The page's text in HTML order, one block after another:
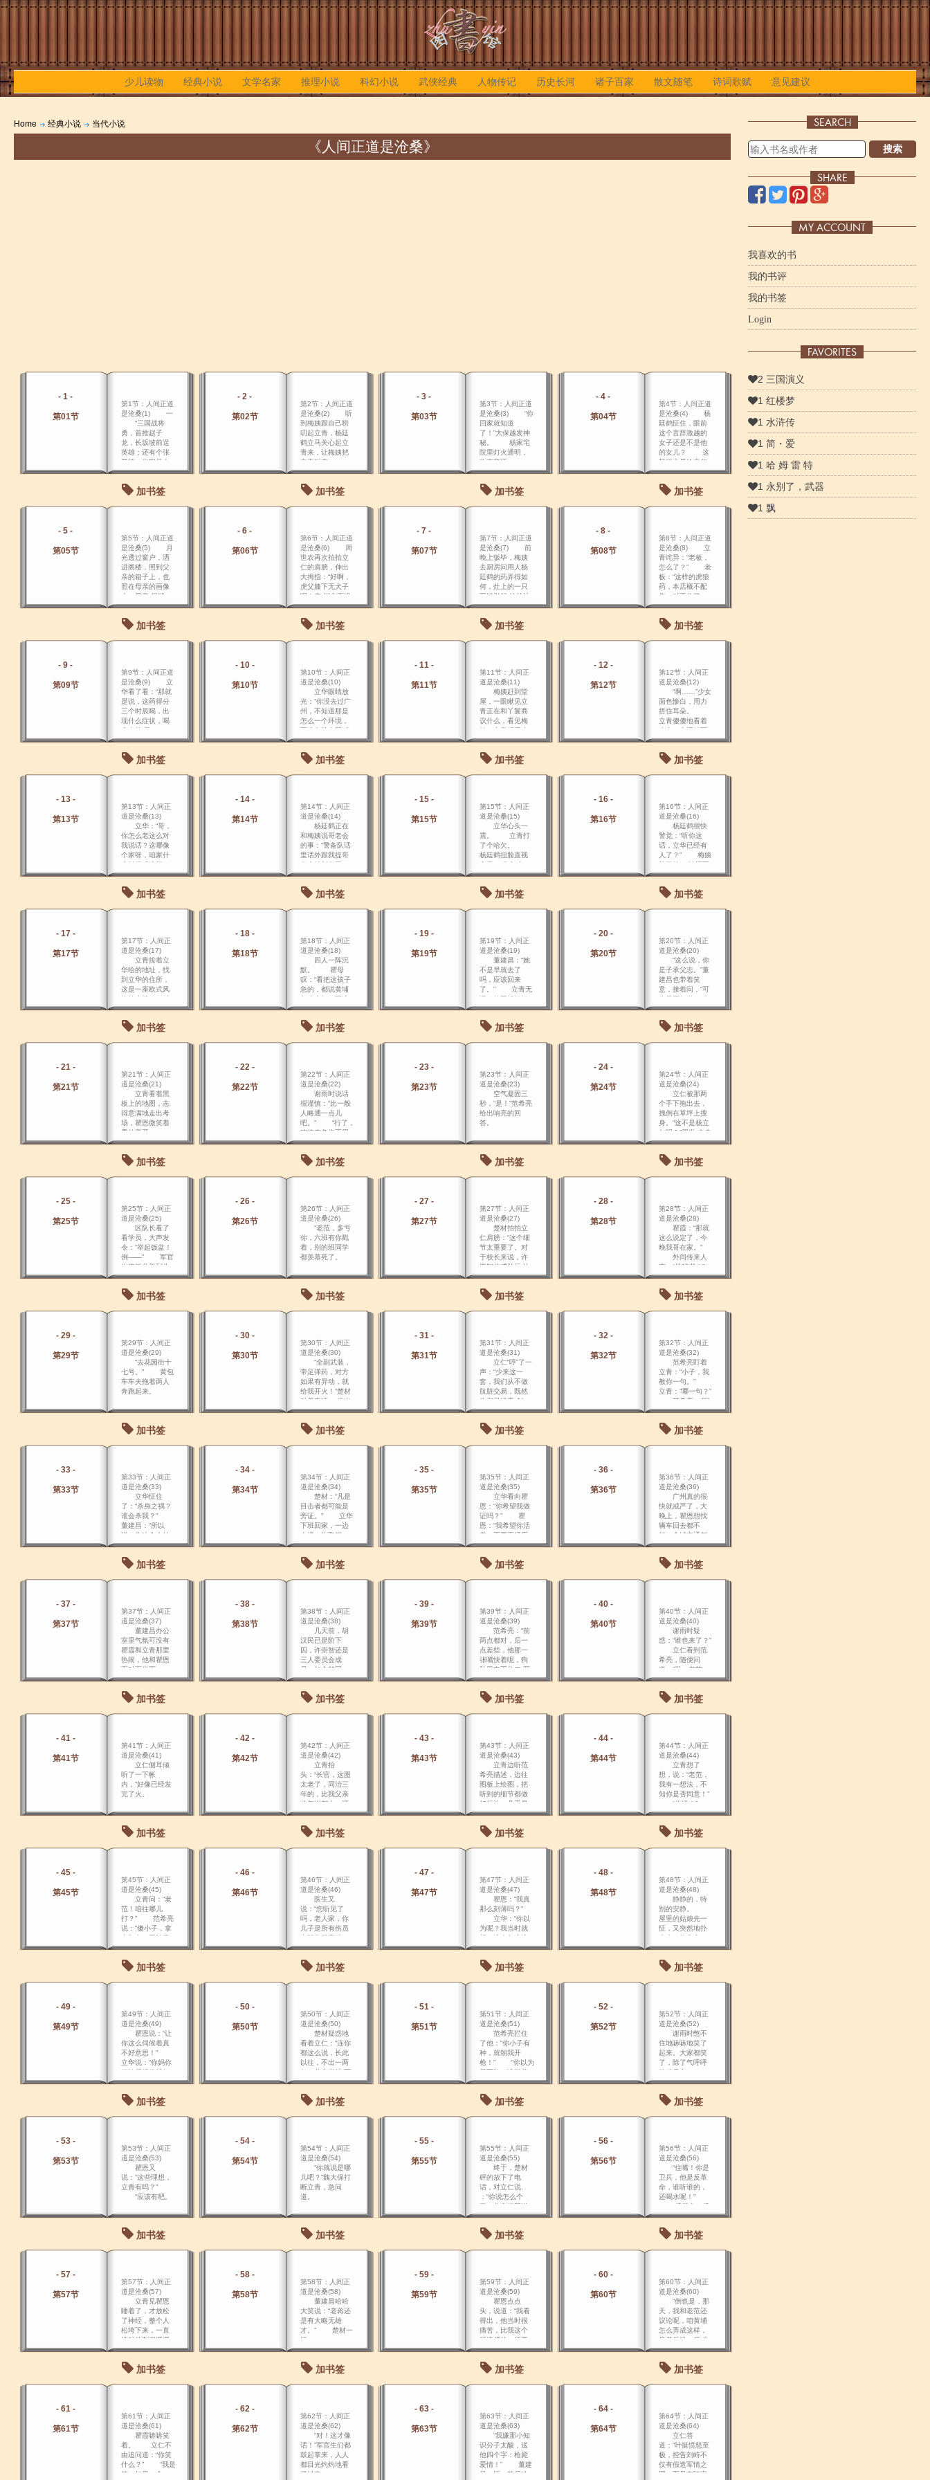
少儿读物 经典小说 文学名家 推理小说 科幻小说 武侠经典 人物传记 历史长河 诸子百家 散文随笔 诗词歌赋 意见建议
Home 经典小说 当代小说
《人间正道是沧桑》
- 1 -
第01节
第1节：人间正道
是沧桑(1) 一
“三国战将
勇，首推赵子
龙，长坂坡前逞
英雄；还有个张
翼德，当阳桥上
登， 咔嚓响连
梁，吓退了百万
士兵们荷枪实
弹，
加书签
- 2 -
第02节
第2节：人间正道
是沧桑(2) 听
到梅姨跟自己唠
叨起立青，杨廷
鹤立马关心起立
青来，让梅姨把
立青叫来。
加书签
- 3 -
第03节
第3节：人间正道
是沧桑(3) “你
回家就知道
了！”大保越发神
秘。 杨家宅
院里灯火通明，
欢声笑语。
加书签
- 4 -
第04节
第4节：人间正道
是沧桑(4) 杨
廷鹤怔住，眼前
这个言辞激越的
女子还是不是他
的女儿？ 这
顿饭本是给立华
接风，没想到演
命的演讲，梅姨
华，尝尝这个，
广州那边可没
加书签
- 5 -
第05节
第5节：人间正道
是沧桑(5) 月
光透过窗户，洒
进阁楼，照到父
亲的箱子上，也
照在母亲的画像
上，母亲 很端
庄，她安详地看
子小心地拿出一
加书签
- 6 -
第06节
第6节：人间正道
是沧桑(6) 周
世农再次拍拍立
仁的肩膀，伸出
大拇指：“好啊，
虎父膝下无犬子
呢！广 州方面没
有选错人！”
高了，立青还蜷
加书签
- 7 -
第07节
第7节：人间正道
是沧桑(7) 前
晚上饭毕，梅姨
去厨房问用人杨
廷鹤的药弄得如
何，灶上的一只
瓦罐引起 她的注
意，用人告之，
酸辣汤。加书签
- 8 -
第08节
第8节：人间正道
是沧桑(8) 立
青诧异：“老板，
怎么了？” 老
板：“这样的虎狼
药，本店概不配
售，对不住了，
客官！” 立青
你看清楚了？”
就清楚
加书签
- 9 -
第09节
第9节：人间正道
是沧桑(9) 立
华看了看：“那就
是说，这药得分
三个时辰喝，出
现什么症状，喝
多大的 量。
加书签
- 10 -
第10节
第10节：人间正
道是沧桑(10)
立华眼睛放
光：“你没去过广
州，不知道那是
怎么一个环境，
再冷血的人置 身
在那里面，都会
加书签
- 11 -
第11节
第11节：人间正
道是沧桑(11)
梅姨赶到堂
屋，一眼瞅见立
青正在和丫鬟商
议什么，看见梅
姨，立青赶紧止
住。
加书签
- 12 -
第12节
第12节：人间正
道是沧桑(12)
“啊……”少女
面色惨白，用力
捂住耳朵。
立青傻傻地看着
少女，忘记放下
手枪。
加书签
- 13 -
第13节
第13节：人间正
道是沧桑(13)
立华：“哥，
你怎么老这么对
我说话？这哪像
个家呀，咱家什
么时候成这样
了，啊
加书签
- 14 -
第14节
第14节：人间正
道是沧桑(14)
杨廷鹤正在
和梅姨说哥老会
的事：“警备队话
里话外跟我提哥
老会的刘老黑，
弄得我一头雾
叫起来：“什么？
气：“有什么办
法，我杨
加书签
- 15 -
第15节
第15节：人间正
道是沧桑(15)
立华心头一
震。 立青打
了个哈欠。
杨廷鹤扭脸直视
立青：“你怎么
了？过会，我还
立青不
加书签
- 16 -
第16节
第16节：人间正
道是沧桑(16)
杨廷鹤很快
警觉：“听你这
话，立华已经有
人了？” 梅姨
笑了笑：“怕还不
止呢！” 杨廷
么？” 梅
别让人 家骂！
加书签
- 17 -
第17节
第17节：人间正
道是沧桑(17)
立青按着立
华给的地址，找
到立华的住所，
这是一座欧式风
格的小楼，一对
金发碧眼的夫妇
有些不敢确认，
加书签
- 18 -
第18节
第18节：人间正
道是沧桑(18)
四人一阵沉
默。 瞿母
叹：“看把这孩子
急的，都说黄埔
怎么个好，可这
点上还真比不了
连我这六十岁老
卡人家。
加书签
- 19 -
第19节
第19节：人间正
道是沧桑(19)
董建昌：“她
不是早就去了
吗，应该回来
了。” 立青无
语，他不想把姐
姐打胎的秘密告
密很有关系的
材。
加书签
- 20 -
第20节
第20节：人间正
道是沧桑(20)
“这么说，你
是子承父志。”董
建昌也带着笑
意，接着问，“可
你是否知道， 先
总理中山先生创
那些日本军校有
加书签
- 21 -
第21节
第21节：人间正
道是沧桑(21)
立青看着黑
板上的地图，志
得意满地走出考
场，瞿恩微笑着
看他离开。
加书签
- 22 -
第22节
第22节：人间正
道是沧桑(22)
谢雨时说话
很谨慎：“比一般
人略通一点儿
吧。” “行了，
咱将来负伤不用
愁了，有人救
加书签
- 23 -
第23节
第23节：人间正
道是沧桑(23)
空气凝固三
秒，“是！”范希亮
给出响亮的回
答。
加书签
- 24 -
第24节
第24节：人间正
道是沧桑(24)
立仁被那两
个手下拖出去，
拽倒在草坪上搜
身。“这不是杨立
仁吗？”周世 农走
过来，惊讶地
加书签
- 25 -
第25节
第25节：人间正
道是沧桑(25)
区队长看了
看学员，大声发
令：“举起饭盆！
倒――” 军官
生将饭盆举到头
顶，倒亮盆底，
了一头一脸的菜
淋漓汤水，狼狈
不堪。
加书签
- 26 -
第26节
第26节：人间正
道是沧桑(26)
“老范，多亏
你，六班有你戳
着，别的班同学
都羡慕死了。
加书签
- 27 -
第27节
第27节：人间正
道是沧桑(27)
楚材拍拍立
仁肩膀：“这个细
节太重要了。对
于校长来说，许
崇智的威胁远 比
胡汉民要大，毕
在他许老总的手
加书签
- 28 -
第28节
第28节：人间正
道是沧桑(28)
瞿霞：“那就
这么说定了，今
晚我哥在家。”
外间传来人
声：“杨秘书！”
立华“哎”了一
加书签
- 29 -
第29节
第29节：人间正
道是沧桑(29)
“去花园街十
七号。” 黄包
车车夫拖着两人
奔跑起来。
加书签
- 30 -
第30节
第30节：人间正
道是沧桑(30)
“全副武装，
带足弹药，对方
如果有异动，就
给我开火！”楚材
对着电话， 发出
最严厉且不容抗
加书签
- 31 -
第31节
第31节：人间正
道是沧桑(31)
立仁“哼”了一
声：“少来这一
套，我们从不做
肮脏交易，既然
你们已经亮 剑，
那……我们没什
周世农摆摆
天。
加书签
- 32 -
第32节
第32节：人间正
道是沧桑(32)
范希亮盯着
立青：“小子，我
教你一句。”
立青：“哪一句？”
范希亮：“军
旅之事，以一而
败。 加书签
- 33 -
第33节
第33节：人间正
道是沧桑(33)
立华怔住
了：“杀身之祸？
谁会杀我？”
董建昌：“所以
说，你这个人幼
稚呢，太单纯，
以为那些人 是吃
有组织、有 预
谋，谁胜谁负
加书签
- 34 -
第34节
第34节：人间正
道是沧桑(34)
楚材：“凡是
目击者都可能是
旁证。” 立华
下班回家，一边
上楼一边取钥
匙，刚到楼梯
两人影，向 她扑
门边，护住自
己。
加书签
- 35 -
第35节
第35节：人间正
道是沧桑(35)
立华看向瞿
恩：“你希望我做
证吗？” 瞿
恩：“我希望你活
着，不要再经历
任何危险。
加书签
- 36 -
第36节
第36节：人间正
道是沧桑(36)
广州真的很
快就戒严了，大
晚上，瞿恩想找
辆车回去都不
行，全城交通都
断 了，想了想，
儿。 加书签
- 37 -
第37节
第37节：人间正
道是沧桑(37)
董建昌办公
室里气氛可没有
瞿霞和立青那里
热闹，他和瞿恩
面对面坐下。
加书签
- 38 -
第38节
第38节：人间正
道是沧桑(38)
几天前，胡
汉民已是阶下
囚，许崇智还是
三人委员会成
员，如今却同一
条船 上流亡下
常，眼看他起高
加书签
- 39 -
第39节
第39节：人间正
道是沧桑(39)
范希亮：“前
两点都对，后一
点差些，他那一
张嘴快着呢，狗
肚里存不住二 两
油！” 大家轰
加书签
- 40 -
第40节
第40节：人间正
道是沧桑(40)
谢雨时疑
惑：“谁也来了？”
立仁看到范
希亮，随便问
道：“哟，老范，
你这是去哪儿？”
答：“长官，奉四
霍地看到了范希
加书签
- 41 -
第41节
第41节：人间正
道是沧桑(41)
立仁侧耳倾
听了一下帐
内，“好像已经发
完了火。
加书签
- 42 -
第42节
第42节：人间正
道是沧桑(42)
立青抬
头：“长官，这图
太老了，同治三
年的，比我父亲
的年岁都大，还
赶 不上我师傅绘
分之一，比你这
加书签
- 43 -
第43节
第43节：人间正
道是沧桑(43)
立青边听范
希亮描述，边往
图板上绘图，把
听到的细节都做
好标注，几乎是
同步。
加书签
- 44 -
第44节
第44节：人间正
道是沧桑(44)
立青想了
想，说：“老范，
我有一想法，不
知你是否同意！”
“你说！”
“图，让雨时
来护桥，防止陈
加书签
- 45 -
第45节
第45节：人间正
道是沧桑(45)
立青问：“老
范！咱往哪儿
打？” 范希亮
说：“傻小子，拿
出红巾，系脖子
上，别让自己人
青系上红巾后，
加书签
- 46 -
第46节
第46节：人间正
道是沧桑(46)
医生又
说：“您听见了
吗，老人家，你
儿子是所有伤员
中职务最高的，
军事 委员会专门
保住他的生
擦到。
加书签
- 47 -
第47节
第47节：人间正
道是沧桑(47)
瞿恩：“我真
那么刻薄吗？”
立华：“你以
为呢？我当时就
想，这人怎么这
样？” 瞿
那天对你们说，
加书签
- 48 -
第48节
第48节：人间正
道是沧桑(48)
静静的，特
别的安静。
屋里的姑娘先一
怔，又突然地扑
上来，抱住立
青、谢雨时又啃
亲亲的爷……嗯
掉
加书签
- 49 -
第49节
第49节：人间正
道是沧桑(49)
瞿恩说：“让
你这么伺候着真
不好意思！”
立华说：“你妈你
妹妹伺候你就好
意思了？” 瞿
加书签
- 50 -
第50节
第50节：人间正
道是沧桑(50)
楚材疑惑地
看着立仁：“连你
都这么说，长此
以往，不出一两
年，共产党就 可
以替代国民党
加书签
- 51 -
第51节
第51节：人间正
道是沧桑(51)
范希亮拦住
了他：“你小子有
种，就朝我开
枪！” “你以为
我不敢？谁拦着
我，我打谁！”说
平端着枪口。
加书签
- 52 -
第52节
第52节：人间正
道是沧桑(52)
谢雨时憋不
住地哧哧地笑了
起来。大家都笑
了，除了气呼呼
的穆震方。
加书签
- 53 -
第53节
第53节：人间正
道是沧桑(53)
瞿恩又
说：“这些理想，
立青有吗？”
“应该有吧。
加书签
- 54 -
第54节
第54节：人间正
道是沧桑(54)
“你就说是哪
儿吧？”魏大保打
断立青，急问
道。
加书签
- 55 -
第55节
第55节：人间正
道是沧桑(55)
终于，楚材
砰的放下了电
话，对立仁说.
：“你说怎么个
事？共产党阴谋
暴 动，要推翻政
代理局长共产党
加书签
- 56 -
第56节
第56节：人间正
道是沧桑(56)
“住嘴！你是
卫兵，他是反革
命，谁听谁的，
还喝水呢！”
“反革命？反
革命该喝水还得
是，就是头驴也
呢，革命立场哪
儿去了
加书签
- 57 -
第57节
第57节：人间正
道是沧桑(57)
立青见瞿恩
睡着了，才放松
了神经，整个人
松垮下来，一直
端起的刺刀缓缓
地放下去。
加书签
- 58 -
第58节
第58节：人间正
道是沧桑(58)
董建昌哈哈
大笑说：“老蒋还
是有大略无雄
才。” 楚材一
怔。
加书签
- 59 -
第59节
第59节：人间正
道是沧桑(59)
瞿恩点点
头，说道：“我看
得出，他当时很
痛苦，比我这个
被逮捕的，还要
难过。
加书签
- 60 -
第60节
第60节：人间正
道是沧桑(60)
“倒也是，那
天，我和老范还
议论呢，咱黄埔
怎么弄成这样，
兄弟反目，师 生
成仇。
加书签
- 61 -
第61节
第61节：人间正
道是沧桑(61)
瞿霞哧哧笑
着。 立仁不
由追问道：“你笑
什么？” “我是
笑，如果一个
- 62 -
第62节
第62节：人间正
道是沧桑(62)
“对！这才像
话！”军官生们都
鼓起掌来，人人
都目光灼灼地看
了过来。
- 63 -
第63节
第63节：人间正
道是沧桑(63)
“我嫌那小知
识分子太酸，送
他四个字：枪毙
爱情！” 董建
昌一怔，其后哈
- 64 -
第64节
第64节：人间正
道是沧桑(64)
立仁答
道：“叶挺愤怒至
极，控告刘峙不
仅有假造军情之
罪，而且有陷害
SEARCH
搜索
SHARE
MY ACCOUNT
我喜欢的书
我的书评
我的书签
Login
FAVORITES
2 三国演义
1 红楼梦
1 水浒传
1 简・爱
1 哈 姆 雷 特
1 永别了，武器
1 飘